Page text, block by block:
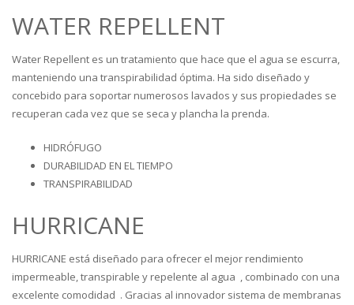
WATER REPELLENT
Water Repellent es un tratamiento que hace que el agua se escurra,
manteniendo una transpirabilidad óptima. Ha sido diseñado y
concebido para soportar numerosos lavados y sus propiedades se
recuperan cada vez que se seca y plancha la prenda.
HIDRÓFUGO
DURABILIDAD EN EL TIEMPO
TRANSPIRABILIDAD
HURRICANE
HURRICANE está diseñado para ofrecer el mejor rendimiento
impermeable, transpirable y repelente al agua , combinado con una
excelente comodidad . Gracias al innovador sistema de membranas